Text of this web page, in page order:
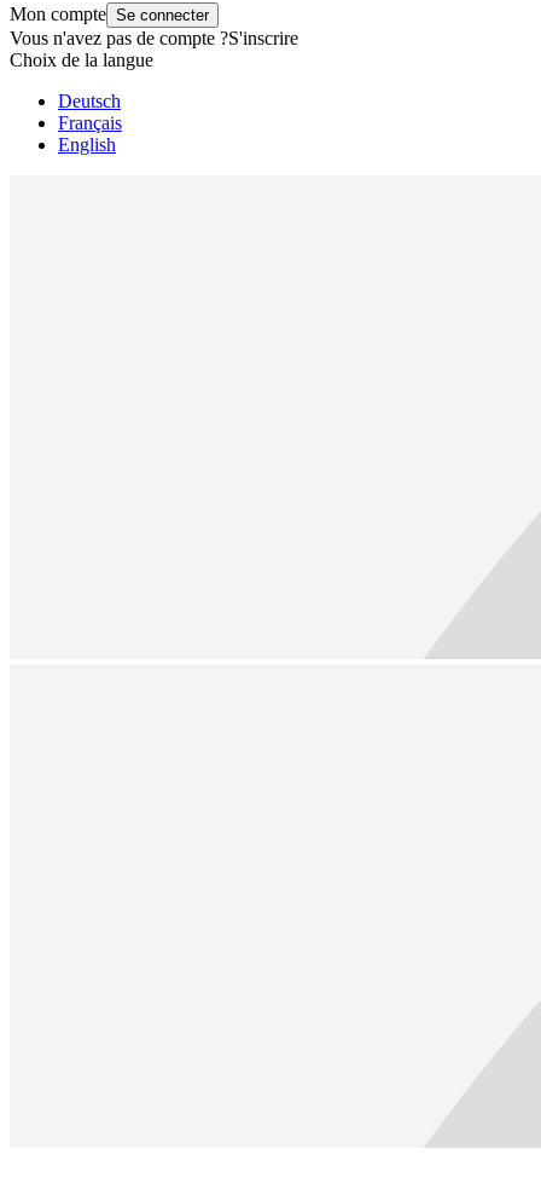
Mon compte Se connecter
Vous n'avez pas de compte ?S'inscrire
Choix de la langue
Deutsch
Français
English